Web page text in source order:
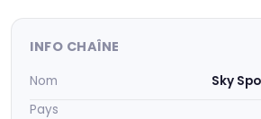
INFO CHAÎNE
Nom
Sky
Pays